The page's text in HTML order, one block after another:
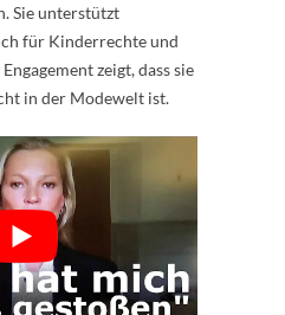
Sie unterstützt
für Kinderrechte und
zeigt, dass sie
in der Modewelt ist.